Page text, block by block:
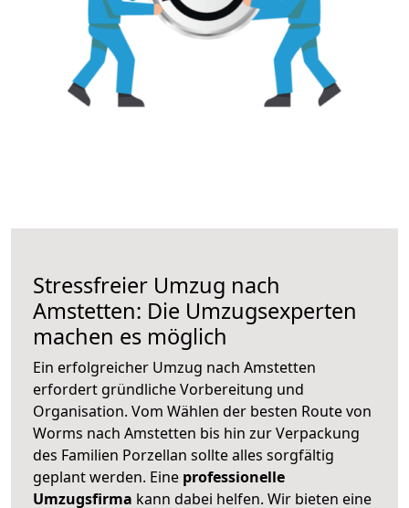
Stressfreier Umzug nach
Amstetten: Die Umzugsexperten
machen es möglich
Ein erfolgreicher Umzug nach Amstetten
erfordert gründliche Vorbereitung und
Organisation. Vom Wählen der besten Route von
Worms nach Amstetten bis hin zur Verpackung
des Familien Porzellan sollte alles sorgfältig
geplant werden. Eine professionelle
Umzugsfirma kann dabei helfen. Wir bieten eine